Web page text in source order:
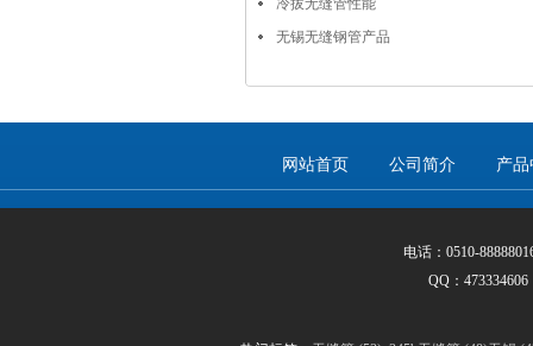
冷拔无缝管性能
无锡无缝钢管产品
网站首页 公司简介 产
电话：0510-
QQ：